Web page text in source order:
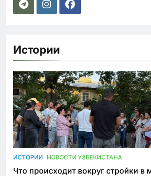
Истории
ИСТОРИИ НОВОСТИ УЗБЕКИСТАНА
Что происходит вокруг стройки в